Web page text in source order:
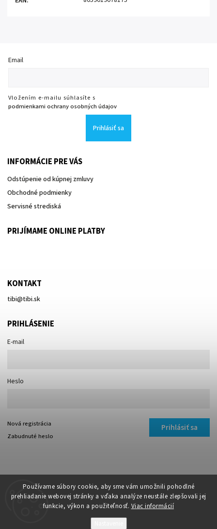
Používame súbory cookie, aby sme vám umožnili pohodlné
prehliadanie webovej stránky a vďaka analýze neustále zlepšovali jej
funkcie, výkon a použiteľnosť. Viac informácií
Email
Vložením e-mailu súhlasíte s
podmienkami ochrany osobných údajov
Prihlásiť sa
INFORMÁCIE PRE VÁS
Odstúpenie od kúpnej zmluvy
Obchodné podmienky
Servisné strediská
PRIJÍMAME ONLINE PLATBY
KONTAKT
tibi@tibi.sk
PRIHLÁSENIE
E-mail
Heslo
Prihlásiť sa
Nová registrácia
Zabudnuté heslo
Copyright 2026TIBI. Všetky práva vyhradené.
Shoptet| Design